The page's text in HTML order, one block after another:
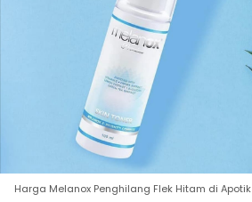
Harga Melanox Penghilang Flek Hitam di Apotik